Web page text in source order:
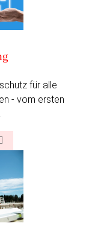
für alle
- vom ersten